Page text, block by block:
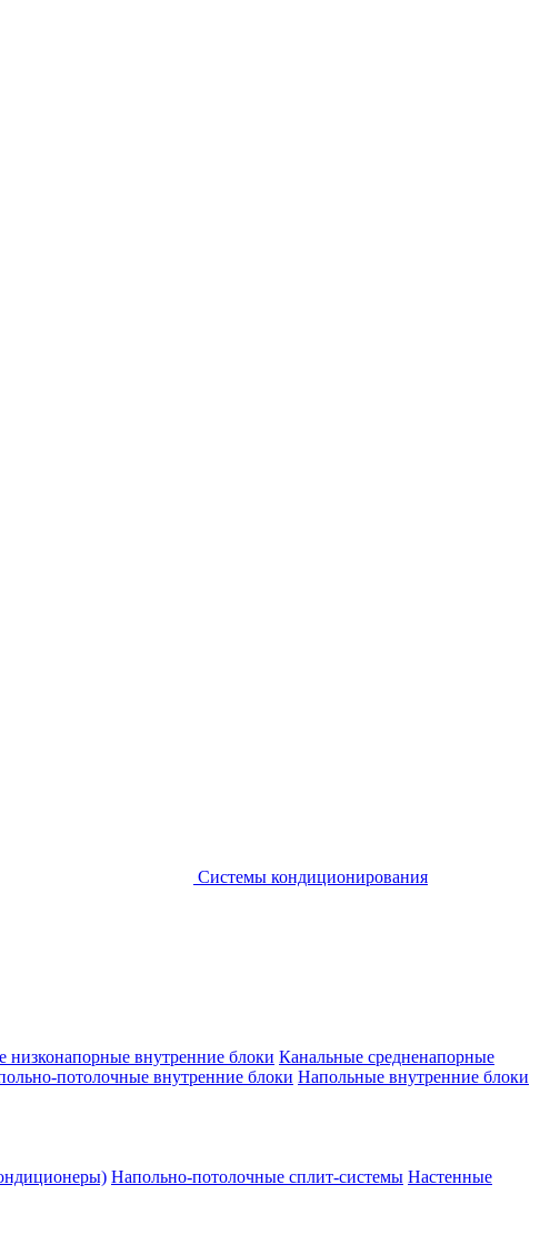
Системы кондиционирования
низконапорные внутренние блоки Канальные средненапорные
потолочные внутренние блоки Напольные внутренние блоки
Напольно-потолочные сплит-системы Настенные